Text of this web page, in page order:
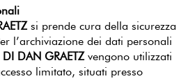
si prende cura della sicurezza
l’archiviazione dei dati personali
DI DAN GRAETZ vengono utilizzati
limitato, situati presso